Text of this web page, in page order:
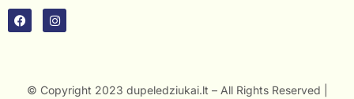
© Copyright 2023 dupeledziukai.lt – All Rights Reserved |